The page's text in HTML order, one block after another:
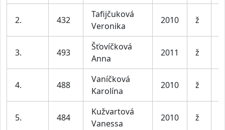
2. 432
Tafijčuková
Veronika
2010 ž
3. 493
Šťovíčková
Anna
2011 ž
4. 488
Vaníčková
Karolína
2010 ž
5. 484
Kužvartová
Vanessa
2010 ž